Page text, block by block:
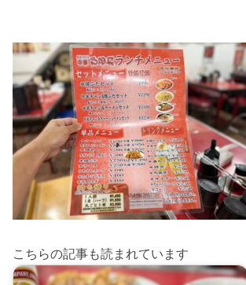
こちらの記事も読まれています